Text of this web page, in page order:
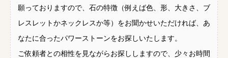
願っておりますので、石の特徴（例えば色、形、大きさ、ブ
レスレットかネックレスか等）をお聞かせいただければ、あ
なたに合ったパワーストーンをお探しいたします。
ご依頼者との相性を見ながらお探ししますので、少々お時間